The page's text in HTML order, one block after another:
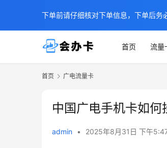
首页 流量
首页 广电流量卡
中国广电手机卡如
admin • 2025年8月31日 下午
下单前请仔细核对下单信息，下单后务